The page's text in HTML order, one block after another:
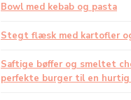
Bowl med kebab og pasta
Stegt flæsk med kartofler
Saftige bøffer og smeltet
perfekte burger til en hurtig